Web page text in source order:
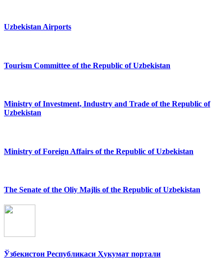
Uzbekistan Airports
Tourism Committee of the Republic of Uzbekistan
Ministry of Investment, Industry and Trade of the Republic of
Uzbekistan
Ministry of Foreign Affairs of the Republic of Uzbekistan
The Senate of the Oliy Majlis of the Republic of Uzbekistan
Ўзбекистон Республикаси Ҳукумат портали